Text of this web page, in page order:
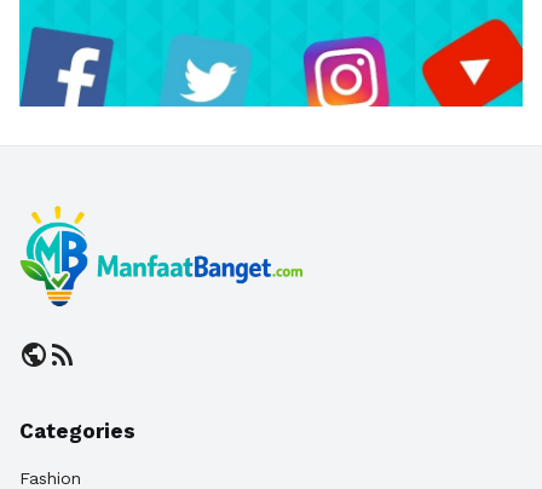
publicrss_feed
Categories
Fashion